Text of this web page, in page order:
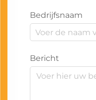
Bedrijfsnaam
Bericht